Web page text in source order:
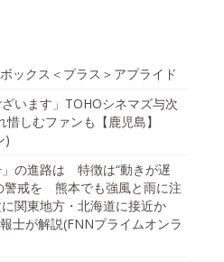
ックス＜プラス＞アプライド
います」TOHOシネマズ与次
しむファンも【鹿児島】
)
」の進路は 特徴は“動きが遅
戒を 熊本でも強風と雨に注
関東地方・北海道に接近か
士が解説(FNNプライムオンラ